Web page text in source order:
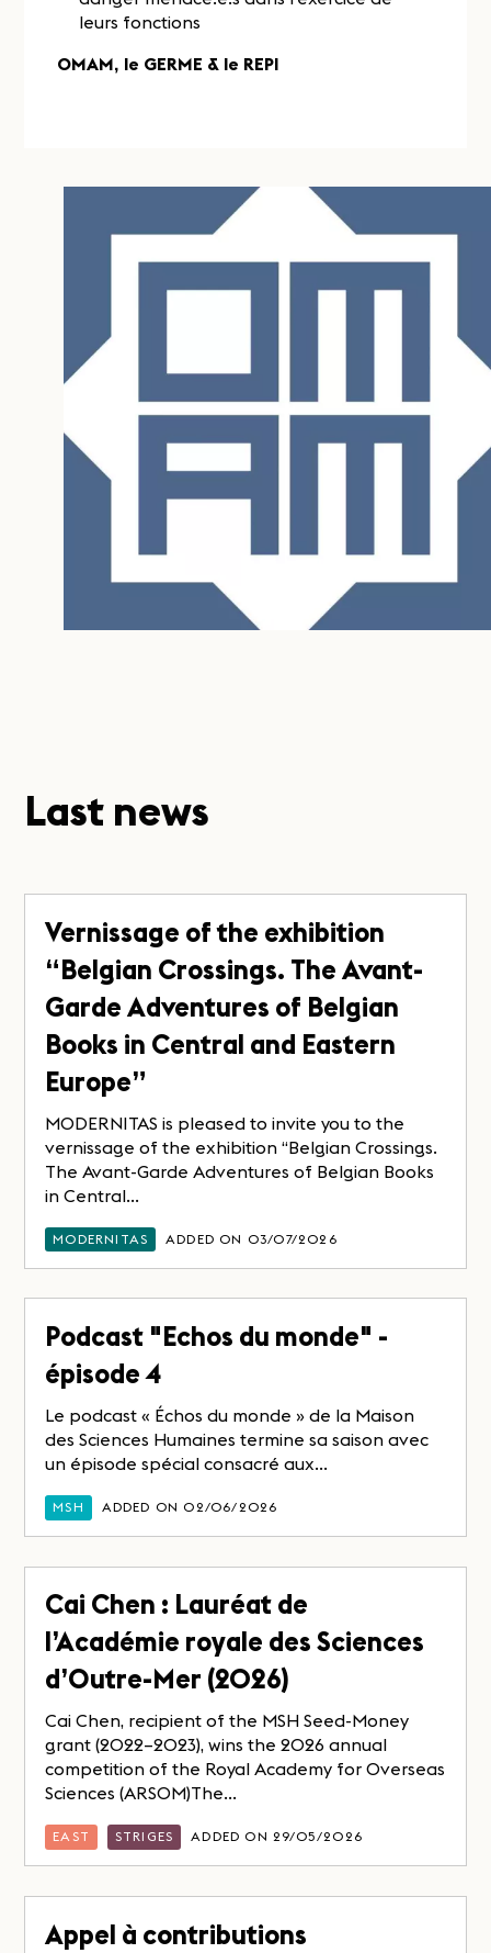
leurs fonctions
OMAM, le GERME & le REPI
Last news
Vernissage of the exhibition
“Belgian Crossings. The Avant-
Garde Adventures of Belgian
Books in Central and Eastern
Europe”
MODERNITAS is pleased to invite you to the
vernissage of the exhibition “Belgian Crossings.
The Avant-Garde Adventures of Belgian Books
in Central...
MODERNITAS ADDED ON 03/07/2026
Podcast "Echos du monde" -
épisode 4
Le podcast « Échos du monde » de la Maison
des Sciences Humaines termine sa saison avec
un épisode spécial consacré aux...
MSH ADDED ON 02/06/2026
Cai Chen : Lauréat de
l’Académie royale des Sciences
d’Outre-Mer (2026)
Cai Chen, recipient of the MSH Seed-Money
grant (2022–2023), wins the 2026 annual
competition of the Royal Academy for Overseas
Sciences (ARSOM)The...
EAST STRIGES ADDED ON 29/05/2026
Appel à contributions